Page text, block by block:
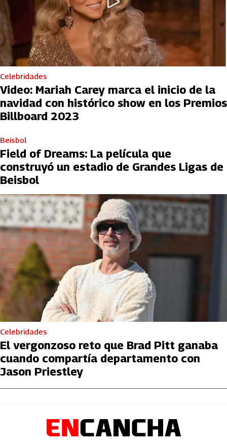
Celebridades
Video: Mariah Carey marca el inicio de la
navidad con histórico show en los Premios
Billboard 2023
Beisbol
Field of Dreams: La película que
construyó un estadio de Grandes Ligas de
Beisbol
Celebridades
El vergonzoso reto que Brad Pitt ganaba
cuando compartía departamento con
Jason Priestley